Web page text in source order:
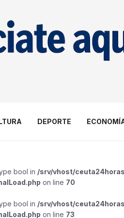
DEPORTE
bool in /srv/vhost/
on line 70
bool in /srv/vhost/
on line 73